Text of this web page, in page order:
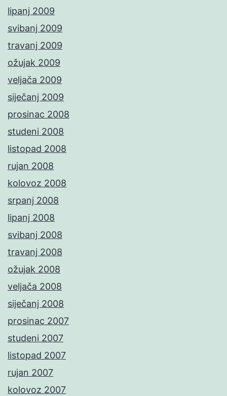
lipanj 2009
svibanj 2009
travanj 2009
ožujak 2009
veljača 2009
siječanj 2009
prosinac 2008
studeni 2008
listopad 2008
rujan 2008
kolovoz 2008
srpanj 2008
lipanj 2008
svibanj 2008
travanj 2008
ožujak 2008
veljača 2008
siječanj 2008
prosinac 2007
studeni 2007
listopad 2007
rujan 2007
kolovoz 2007